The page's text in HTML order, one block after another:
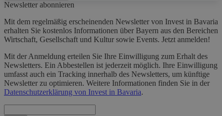
Newsletter abonnieren
Mit dem regelmäßig erscheinenden Newsletter von Invest in Bavaria
erhalten Sie kostenlos Informationen über Bayern aus den Bereichen
Wirtschaft, Gesellschaft und Kultur sowie Events. Jetzt anmelden!
Mit der Anmeldung erteilen Sie Ihre Einwilligung zum Erhalt des
Newsletters. Ein Abbestellen ist jederzeit möglich. Ihre Einwilligung
umfasst auch ein Tracking innerhalb des Newsletters, um künftige
Newsletter zu optimieren. Weitere Informationen finden Sie in der
Datenschutzerklärung von Invest in Bavaria.